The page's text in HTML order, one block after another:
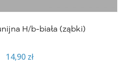
H/b-biała (ząbki)
14,90 zł